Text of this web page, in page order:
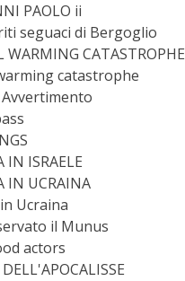
PAOLO ii
seguaci di Bergoglio
WARMING CATASTROPHE
catastrophe
IN ISRAELE
IN UCRAINA
Ucraina
il Munus
actors